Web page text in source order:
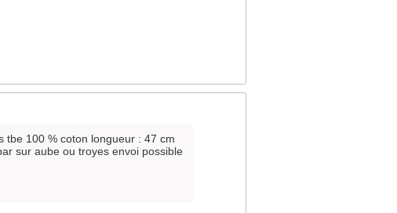
tbe 100 % coton longueur : 47 cm
sur aube ou troyes envoi possible